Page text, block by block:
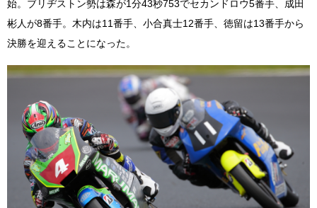
始。ブリヂストン勢は森が1分43秒753でセカンドロウ5番手、成田
彬人が8番手。木内は11番手、小合真士12番手、徳留は13番手から
決勝を迎えることになった。